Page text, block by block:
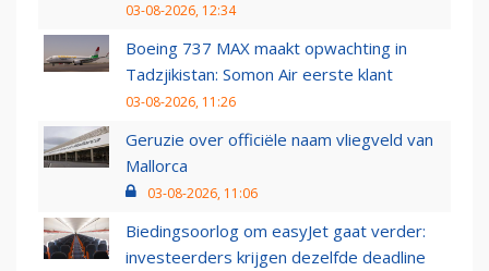
03-08-2026, 12:34
Boeing 737 MAX maakt opwachting in
Tadzjikistan: Somon Air eerste klant
03-08-2026, 11:26
Geruzie over officiële naam vliegveld van
Mallorca
03-08-2026, 11:06
Biedingsoorlog om easyJet gaat verder:
investeerders krijgen dezelfde deadline